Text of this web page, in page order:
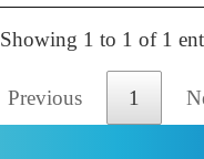
Showing 1 to 1 of 1
Previous 1